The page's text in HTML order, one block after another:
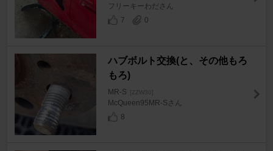
フリーキーわださん
7
0
ハブボルト交換(と、その他もろ
もろ)
MR-S [ZZW30]
McQueen95MR-Sさん
8